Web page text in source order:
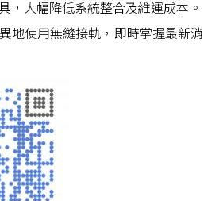
，大幅降低系統整合及維運成本。
地使用無縫接軌，即時掌握最新消